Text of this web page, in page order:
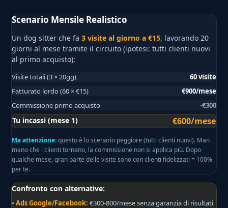
Scenario Mensile Realistico
Un dog sitter che fa3 visite al giorno a €15, lavorando 20
giorni al mese tramite il circuito (ipotesi: tutti clienti nuovi
al primo acquisto):
Visite totali (3 × 20gg)
60 visite
Fatturato lordo (60 × €15)
€900/mese
Commissione primo acquisto
-€300
Tu incassi (mese 1) €600/mese
Ma attenzione:questo è lo scenario peggiore (tutti clienti nuovi). Man
mano che i clienti tornano, la commissione non si applica più. Dopo
qualche mese, gran parte delle visite sono con clienti fidelizzati = 100%
per te.
Confronto con alternative:
•Ads Google/Facebook: €300-800/mese senza garanzia di risultati